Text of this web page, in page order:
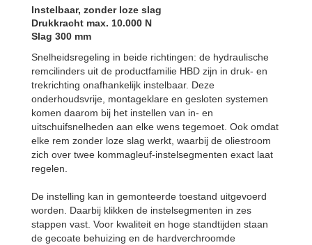
Instelbaar, zonder loze slag
Drukkracht max. 10.000 N
Slag 300 mm
Snelheidsregeling in beide richtingen: de hydraulische
remcilinders uit de productfamilie HBD zijn in druk- en
trekrichting onafhankelijk instelbaar. Deze
onderhoudsvrije, montageklare en gesloten systemen
komen daarom bij het instellen van in- en
uitschuifsnelheden aan elke wens tegemoet. Ook omdat
elke rem zonder loze slag werkt, waarbij de oliestroom
zich over twee kommagleuf-instelsegmenten exact laat
regelen.
De instelling kan in gemonteerde toestand uitgevoerd
worden. Daarbij klikken de instelsegmenten in zes
stappen vast. Voor kwaliteit en hoge standtijden staan
de gecoate behuizing en de hardverchroomde